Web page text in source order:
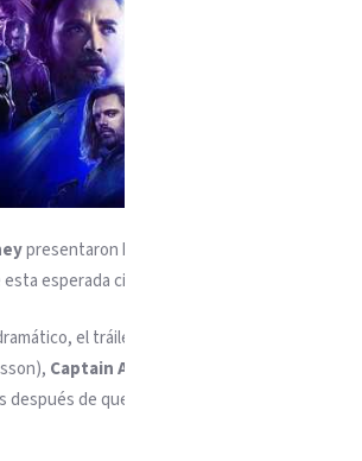
presentaron hoy el primer tráiler de la cuarta
esperada cinta de superhéroes será
el tráiler muestra a personajes como
Captain America
de que el malvado Thanos (Josh